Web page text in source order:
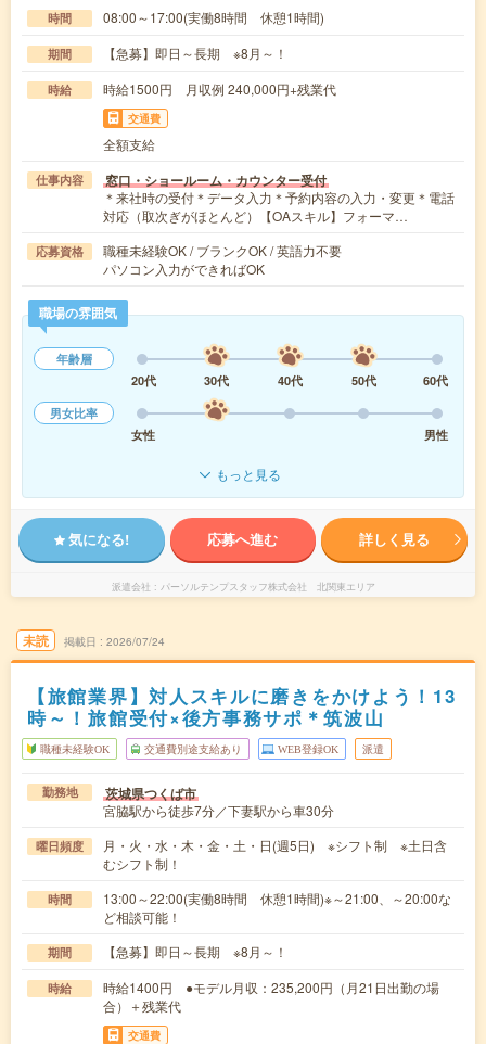
時間 08:00～17:00(実働8時間 休憩1時間)
期間 【急募】即日～長期 ※8月～！
時給 時給1500円 月収例 240,000円+残業代
交通費
全額支給
仕事内容 窓口・ショールーム・カウンター受付
＊来社時の受付＊データ入力＊予約内容の入力・変更＊電話
対応（取次ぎがほとんど）【OAスキル】フォーマ…
応募資格
職種未経験OK / ブランクOK / 英語力不要
パソコン入力ができればOK
職場の雰囲気
年齢層
20代
30代 40代 50代
60代
男女比率
女性
男性
もっと見る
気になる! 応募へ進む 詳しく見る
派遣会社 パーソルテンプスタッフ株式会社 北関東エリア
未読 掲載日 2026/07/24
【旅館業界】対人スキルに磨きをかけよう！13
時～！旅館受付×後方事務サポ＊筑波山
職種未経験OK 交通費別途支給あり WEB登録OK 派遣
勤務地 茨城県つくば市
宮脇駅から徒歩7分／下妻駅から車30分
曜日頻度
月・火・水・木・金・土・日(週5日) ※シフト制 ※土日含
むシフト制！
時間
13:00～22:00(実働8時間 休憩1時間)※～21:00、～20:00な
ど相談可能！
期間 【急募】即日～長期 ※8月～！
時給
時給1400円 ●モデル月収：235,200円（月21日出勤の場
合）＋残業代
交通費